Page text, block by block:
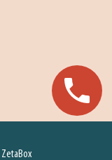
ZetaBox